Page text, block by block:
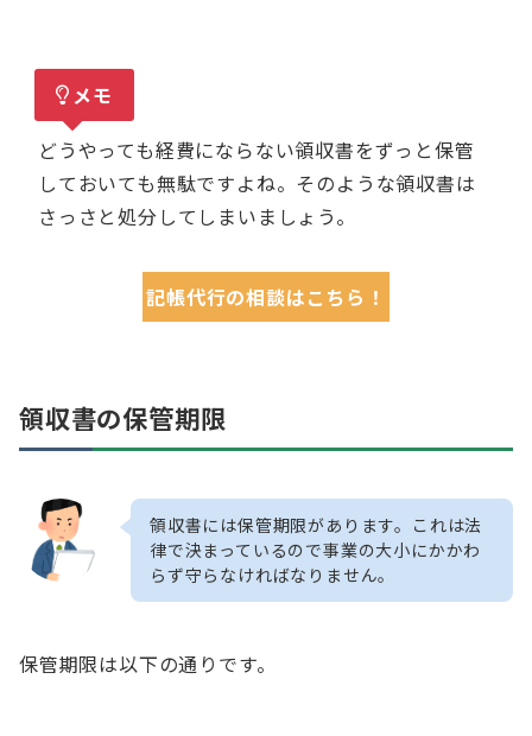
メモ
どうやっても経費にならない領収書をずっと保管
しておいても無駄ですよね。そのような領収書は
さっさと処分してしまいましょう。
記帳代行の相談はこちら！
領収書の保管期限
領収書には保管期限があります。これは法
律で決まっているので事業の大小にかかわ
らず守らなければなりません。
保管期限は以下の通りです。